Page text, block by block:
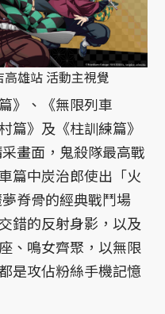
高雄站 活動主視覺
》、《無限列車
篇》及《柱訓練篇》
畫面，鬼殺隊最高戰
篇中炭治郎使出「火
脊骨的經典戰鬥場
錯的反射身影，以及
、鳴女齊聚，以無限
是攻佔粉絲手機記憶